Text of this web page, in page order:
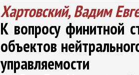
Хартовский, Вадим
К вопросу финитной
объектов
управляемости